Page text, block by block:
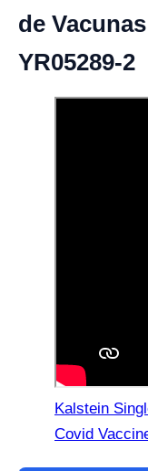
de
YR05289-2
Kalstein
Covid